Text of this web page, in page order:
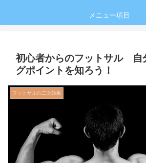
メニュー項目
初心者からのフットサル 自
グポイントを知ろう！
フットサルの二次効果